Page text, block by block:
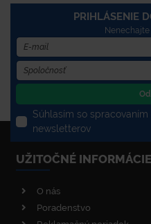
PRIHLÁSENIE
Súhlasím so
newsletterov
UŽITOČNÉ INFORMÁCIE
O nás
Poradenstvo